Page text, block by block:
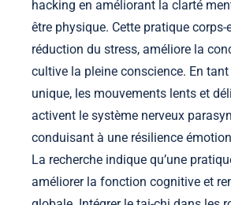
hacking en améliorant la clarté
être physique. Cette pratique
réduction du stress, améliore la
cultive la pleine conscience. En tant
unique, les mouvements lents et
activent le système nerveux
conduisant à une résilience
La recherche indique qu’une
améliorer la fonction cognitive et